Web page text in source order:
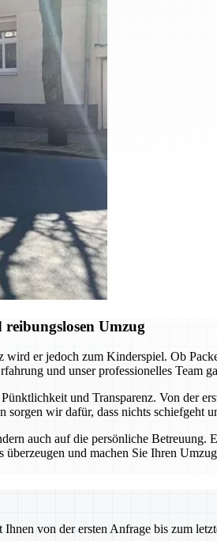
Umzug
er jedoch zum Kinderspiel. Ob
und unser professionelles Team
und Transparenz. Von der
wir dafür, dass nichts schiefgeht
auch auf die persönliche Betreuung.
und machen Sie Ihren
von der ersten Anfrage bis zum